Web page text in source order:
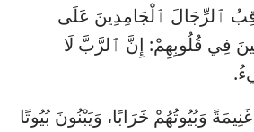
ٱلرِّجَالَ ٱلْجَامِدِينَ عَلَى
فِي قُلُوبِهِمْ: إِنَّ ٱلرَّبَّ لَا
وَبُيُوتُهُمْ خَرَابًا، وَيَبْنُونَ بُيُوتًا